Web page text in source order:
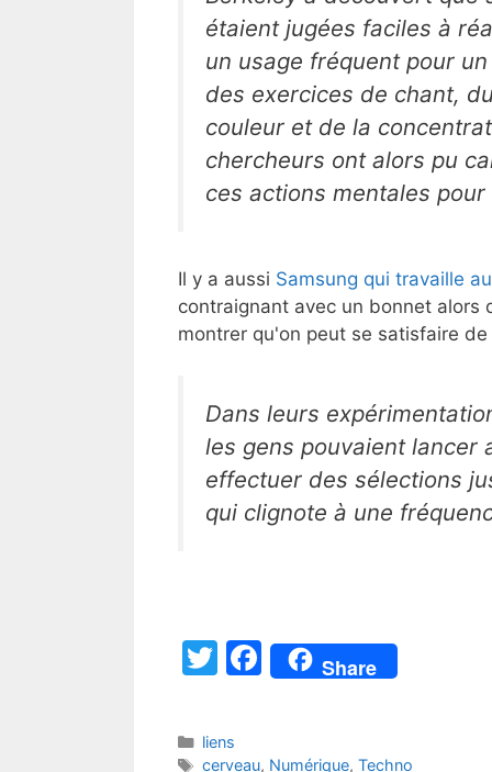
étaient jugées faciles à
un usage fréquent pour
des exercices de chant,
couleur et de la
chercheurs ont alors pu
ces actions mentales
Il y a aussi Samsung qui travaille
contraignant avec un bonnet alors
montrer qu'on peut se satisfaire
Dans leurs
les gens pouvaient lancer
effectuer des sélections
qui clignote à une
T
itt
er
F
a
e
Share
Catégories
liens
Étiquettes
cerveau, Numérique, Techno